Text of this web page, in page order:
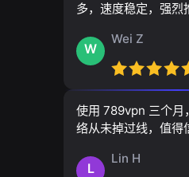
多，速度稳定，强烈
W
Wei Z
使用 789vpn 三个月
络从未掉过线，值得
L
Lin H